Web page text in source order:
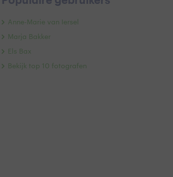
Anne-Marie van Iersel
Marja Bakker
Els Bax
Bekijk top 10 fotografen